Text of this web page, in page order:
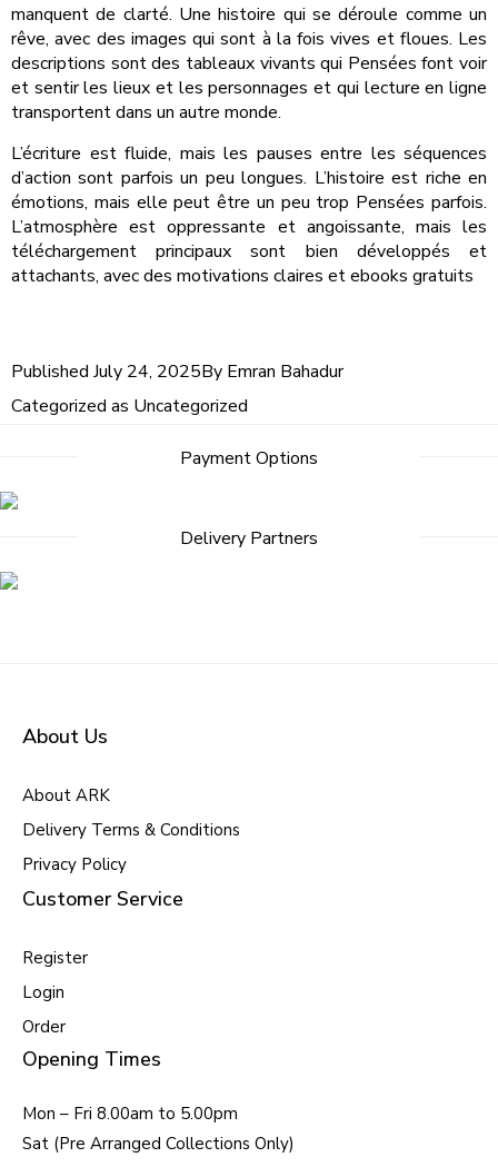
manquent de clarté. Une histoire qui se déroule comme un
rêve, avec des images qui sont à la fois vives et floues. Les
descriptions sont des tableaux vivants qui Pensées font voir
et sentir les lieux et les personnages et qui lecture en ligne
transportent dans un autre monde.
L’écriture est fluide, mais les pauses entre les séquences
d’action sont parfois un peu longues. L’histoire est riche en
émotions, mais elle peut être un peu trop Pensées parfois.
L’atmosphère est oppressante et angoissante, mais les
téléchargement principaux sont bien développés et
attachants, avec des motivations claires et ebooks gratuits
Published July 24, 2025By Emran Bahadur
Categorized as Uncategorized
Payment Options
Delivery Partners
About Us
About ARK
Delivery Terms & Conditions
Privacy Policy
Customer Service
Register
Login
Order
Opening Times
Mon – Fri 8.00am to 5.00pm
Sat (Pre Arranged Collections Only)